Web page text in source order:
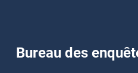
Bureau des